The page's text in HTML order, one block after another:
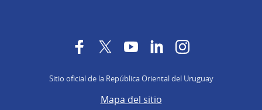
FacebookTwitterYouTubeLinkedInInstagram
Sitio oficial de la República Oriental del Uruguay
Mapa del sitio